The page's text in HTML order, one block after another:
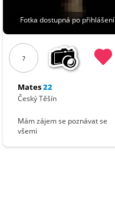
Fotka dostupná po přihlášení
?
Mates22
Český Těšín
Mám zájem se poznávat se
všemi